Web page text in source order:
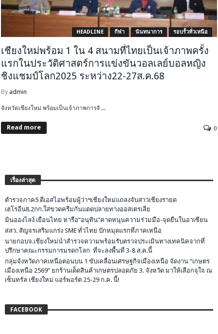
HEADLINE กีฬา นันทนาการ รอบรั้วทั่วเหนือ
เชียงใหม่พร้อม 1 ใน 4 สนามที่ไทยเป็นเจ้าภาพครั้ง
แรกในประวัติศาสตร์การแข่งขันวอลเลย์บอลหญิง
ชิงแชมป์โลก2025 ระหว่าง22-27ส.ค.68
By admin
จังหวัดเชียงใหม่ พร้อมเป็นเจ้าภาพการจั ...
Read more 0
เรื่องล่าสุด
ตำรวจภาค5 ดีเอสไอพร้อมผู้ว่าฯเชียงใหม่แถลงจับสาวเชียงรายด
เฮโรอีน8.2กก.ใส่ขวดครีมกันแดดปลายทางออสเตรเลีย
มินอองไลง์ เยือนไทย หารือ”อนุทิน”คาดหนุนความร่วมมือ-จุดยืนในอาเซียน
สสว. สัญจรเสริมแกร่ง SME ทั่วไทย ปักหมุดแรกที่ภาคเหนือ
นายกอบจ.เชียงใหม่นำสำรวจความพร้อมรับตรวจประเมินทางเทคนิคจากที่
ปรึกษาคณะกรรมการมรดกโลก ที่จะลงพื้นที่ 3-8 ส.ค.นี้
กลุ่มจังหวัดภาคเหนือตอนบน 1 ขับเคลื่อนเศรษฐกิจเมืองเหนือ จัดงาน “เกษตร
เมืองเหนือ 2569” ยกร้านเด็ดสินค้าเกษตรปลอดภัย 3. จังหวัด มาให้เลือกจุใจ ณ
เซ็นทรัล เชียงใหม่ แอร์พอร์ต 25-29 ก.ค. นี้!
FACEBOOK